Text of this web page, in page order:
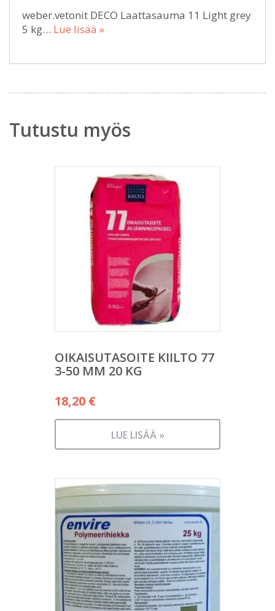
weber.vetonit DECO Laattasauma 11 Light grey
5 kg… Lue lisää »
Tutustu myös
OIKAISUTASOITE KIILTO 77
3-50 MM 20 KG
18,20 €
LUE LISÄÄ »